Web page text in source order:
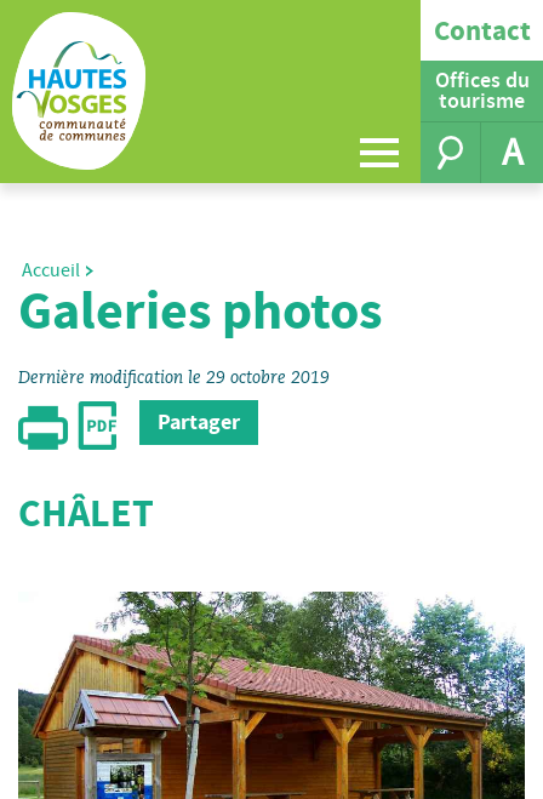
Contact
Offices du
tourisme
A
Accueil
Galeries photos
Dernière modification le 29 octobre 2019
Partager
CHÂLET